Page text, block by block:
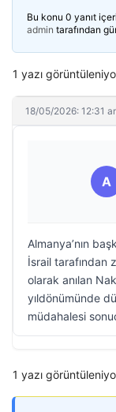
Bu konu 0 yanıt
admin tarafından
1 yazı
18/05/2026: 12:31
A
Almanya’nın
İsrail tarafından
olarak anılan
yıldönümünde
müdahalesi
1 yazı